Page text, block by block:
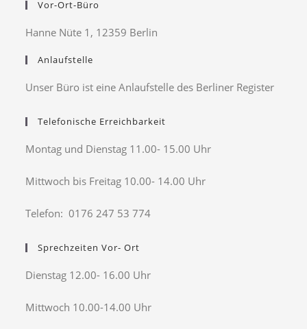
Vor-Ort-Büro
Hanne Nüte 1, 12359 Berlin
Anlaufstelle
Unser Büro ist eine Anlaufstelle des Berliner Register
Telefonische Erreichbarkeit
Montag und Dienstag 11.00- 15.00 Uhr
Mittwoch bis Freitag 10.00- 14.00 Uhr
Telefon: 0176 247 53 774
Sprechzeiten Vor- Ort
Dienstag 12.00- 16.00 Uhr
Mittwoch 10.00-14.00 Uhr